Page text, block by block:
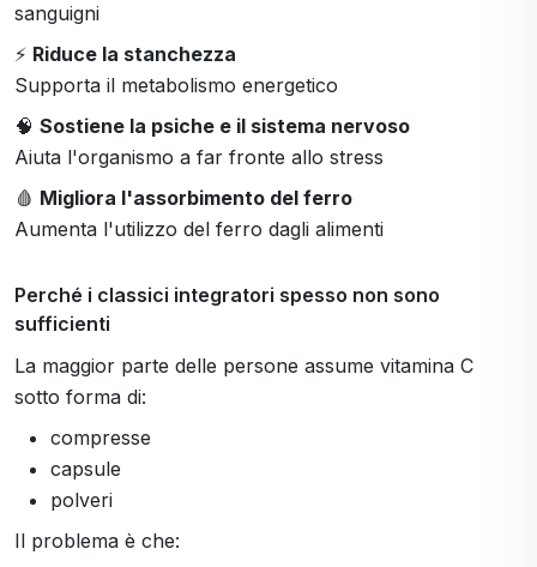
sanguigni
⚡ Riduce la stanchezza
Supporta il metabolismo energetico
🧠 Sostiene la psiche e il sistema nervoso
Aiuta l'organismo a far fronte allo stress
🩸 Migliora l'assorbimento del ferro
Aumenta l'utilizzo del ferro dagli alimenti
Perché i classici integratori spesso non sono
sufficienti
La maggior parte delle persone assume vitamina C
sotto forma di:
compresse
capsule
polveri
Il problema è che: